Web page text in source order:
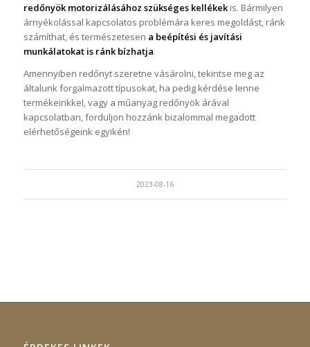
redőnyök motorizálásához szükséges kellékekis. Bármilyen
árnyékolással kapcsolatos problémára keres megoldást, ránk
számíthat, és természetesen a beépítési és javítási
munkálatokat is ránk bízhatja.
Amennyiben redőnyt szeretne vásárolni, tekintse meg az
általunk forgalmazott típusokat, ha pedig kérdése lenne
termékeinkkel, vagy a műanyag redőnyök árával
kapcsolatban, forduljon hozzánk bizalommal megadott
elérhetőségeink egyikén!
2023-08-16